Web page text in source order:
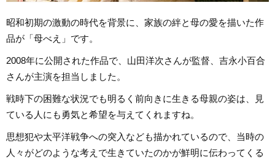
昭和初期の激動の時代を背景に、家族の絆と母の愛を描いた作
品が「母べえ」です。
2008年に公開された作品で、山田洋次さんが監督、吉永小百合
さんが主演を担当しました。
戦時下の困難な状況でも明るく前向きに生きる母親の姿は、見
ている人にも勇気と希望を与えてくれますね。
思想犯や太平洋戦争への突入なども描かれているので、当時の
人々がどのような考えで生きていたのかが鮮明に伝わってくる